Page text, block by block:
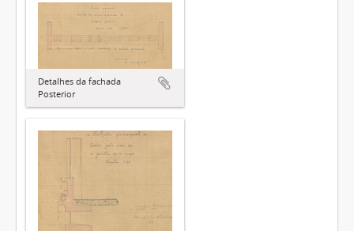
Detalhes da fachada
Posterior